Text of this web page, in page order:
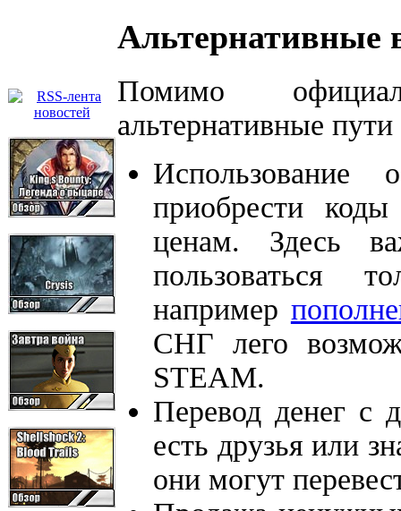
Альтернативные
Помимо
альтернативные
Использование
приобрести
ценам. Здесь
пользоваться
например
СНГ лего
STEAM.
Перевод денег с
есть друзья или
они могут